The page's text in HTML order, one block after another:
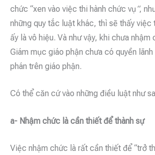
chức “xen vào việc thi hành chức vụ “,
những quy tắc luật khác, thì sẽ thấy việc
ấy là vô hiệu. Và như vậy, khi chưa
Giám mục giáo phận chưa có quyền lãnh
phán trên giáo phận.
Có thể căn cứ vào những điều luật như
a- Nhậm chức là cần thiết để thành sự
Việc nhậm chức là rất cần thiết để “trở